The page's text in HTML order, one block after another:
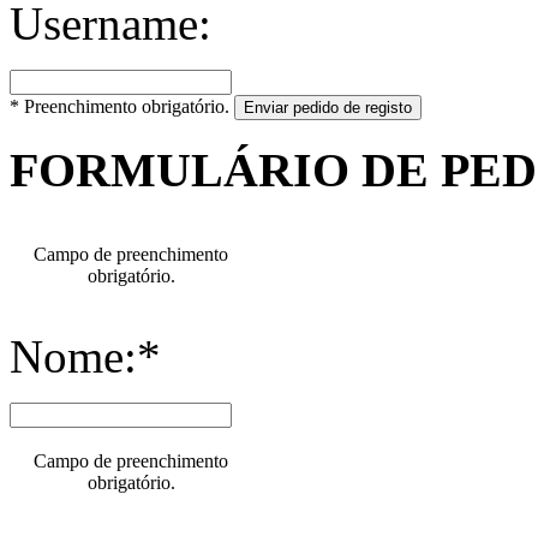
Username:
* Preenchimento obrigatório. Enviar pedido de registo
FORMULÁRIO DE
Campo de preenchimento
obrigatório.
Nome:*
Campo de preenchimento
obrigatório.